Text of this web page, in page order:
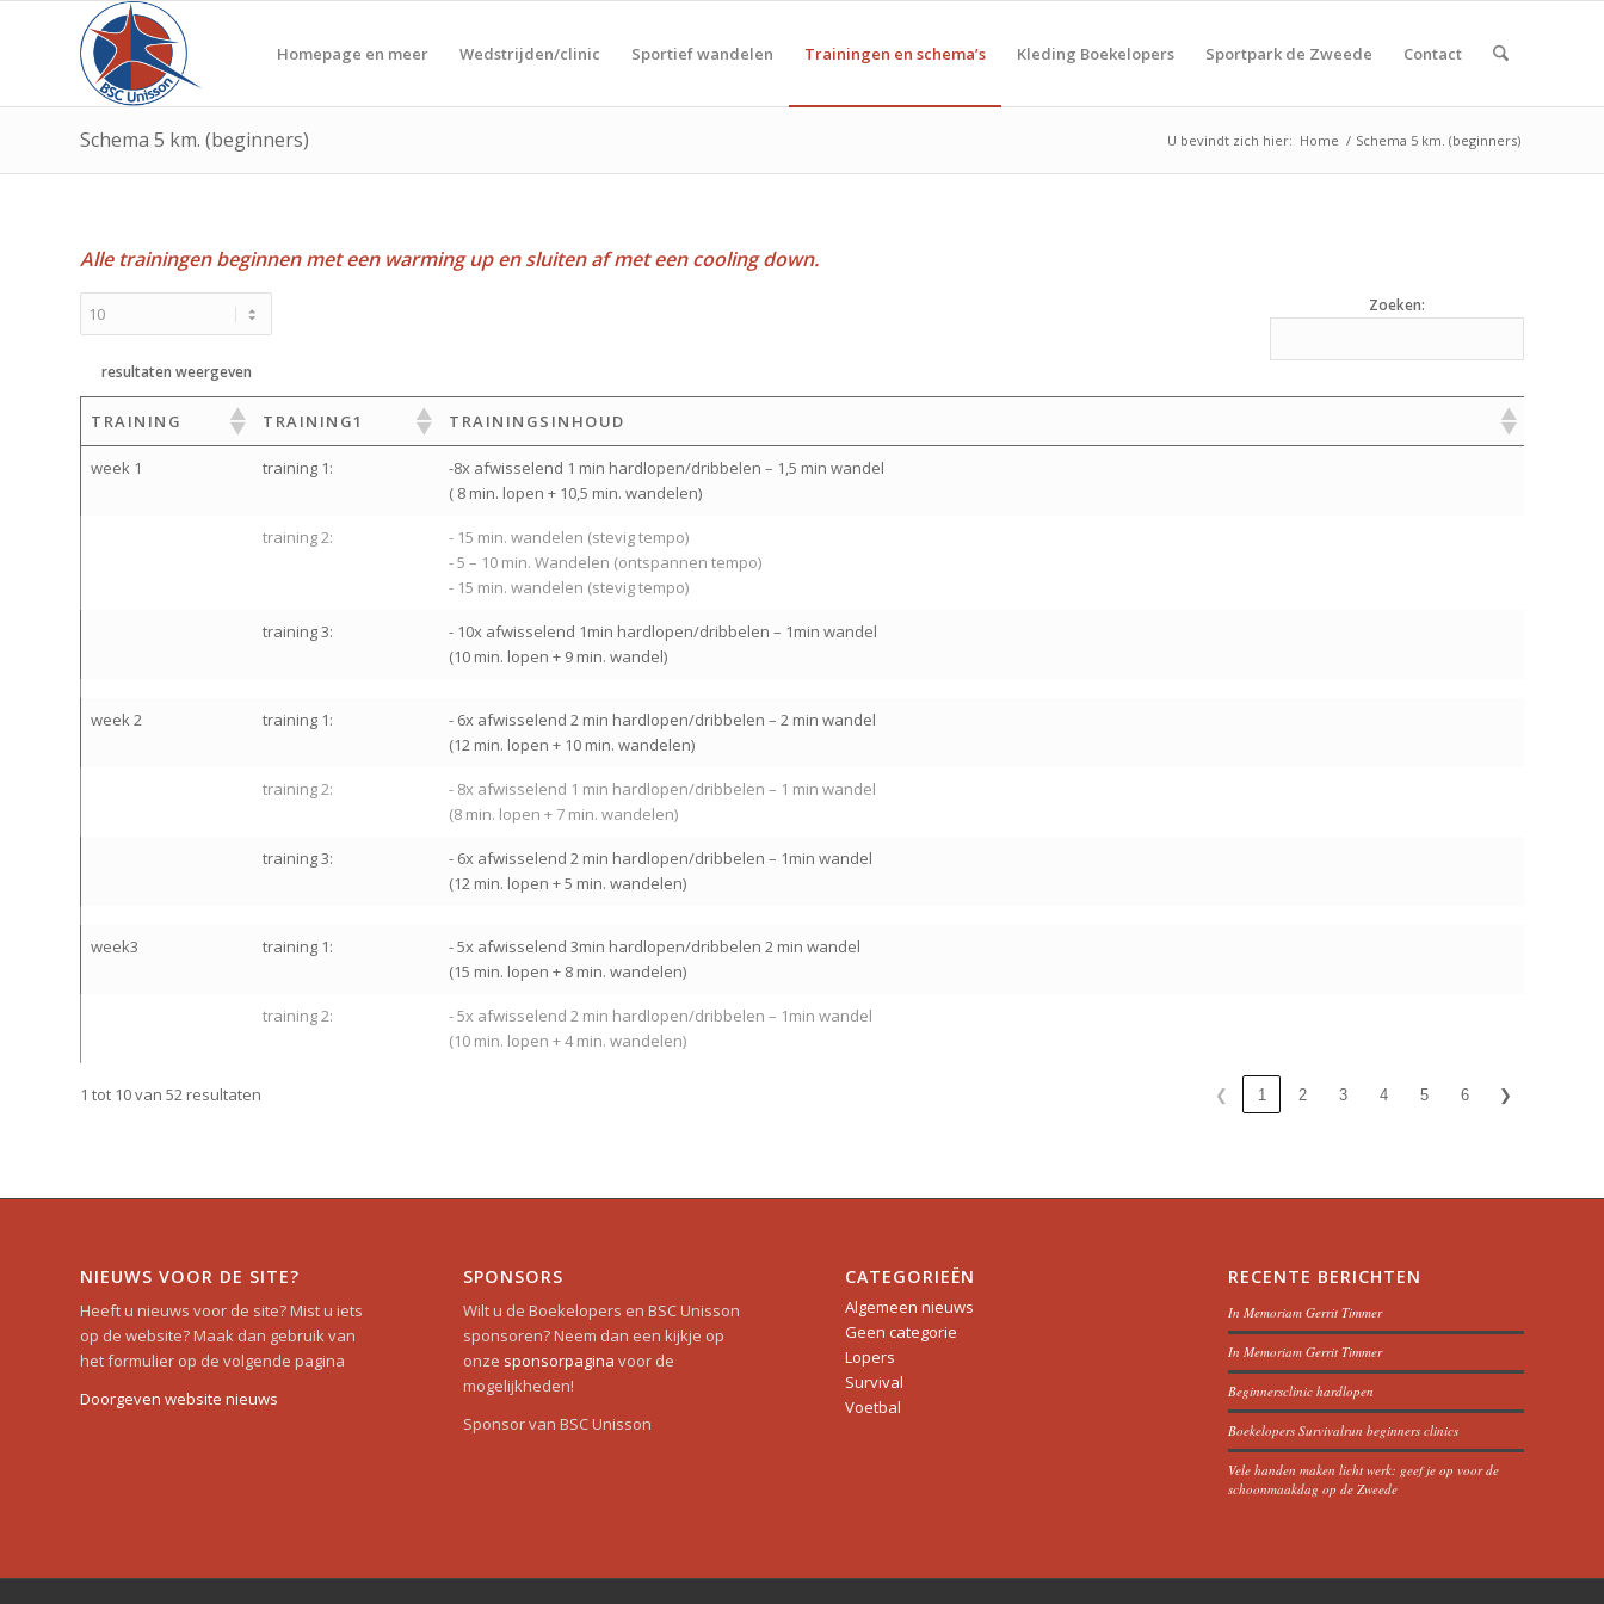
Homepage en meer Wedstrijden/clinic Sportief wandelen Trainingen en schema’s Kleding Boekelopers Sportpark de Zweede Contact
Schema 5 km. (beginners) U bevindt zich hier: Home / Schema 5 km. (beginners)
Alle trainingen beginnen met een warming up en sluiten af met een cooling down.
resultaten weergeven
Zoeken:
TRAINING TRAINING1 TRAININGSINHOUD
week 1 training 1:
-8x afwisselend 1 min hardlopen/dribbelen – 1,5 min wandel
( 8 min. lopen + 10,5 min. wandelen)
training 2:
- 15 min. wandelen (stevig tempo)
- 5 – 10 min. Wandelen (ontspannen tempo)
- 15 min. wandelen (stevig tempo)
training 3:
- 10x afwisselend 1min hardlopen/dribbelen – 1min wandel
(10 min. lopen + 9 min. wandel)
week 2 training 1:
- 6x afwisselend 2 min hardlopen/dribbelen – 2 min wandel
(12 min. lopen + 10 min. wandelen)
training 2:
- 8x afwisselend 1 min hardlopen/dribbelen – 1 min wandel
(8 min. lopen + 7 min. wandelen)
training 3:
- 6x afwisselend 2 min hardlopen/dribbelen – 1min wandel
(12 min. lopen + 5 min. wandelen)
week3 training 1:
- 5x afwisselend 3min hardlopen/dribbelen 2 min wandel
(15 min. lopen + 8 min. wandelen)
training 2:
- 5x afwisselend 2 min hardlopen/dribbelen – 1min wandel
(10 min. lopen + 4 min. wandelen)
1 tot 10 van 52 resultaten ❮ 1 2 3 4 5 6 ❯
NIEUWS VOOR DE SITE?
Heeft u nieuws voor de site? Mist u iets
op de website? Maak dan gebruik van
het formulier op de volgende pagina
Doorgeven website nieuws
SPONSORS
Wilt u de Boekelopers en BSC Unisson
sponsoren? Neem dan een kijkje op
onze sponsorpagina voor de
mogelijkheden!
Sponsor van BSC Unisson
CATEGORIEËN
Algemeen nieuws
Geen categorie
Lopers
Survival
Voetbal
RECENTE BERICHTEN
In Memoriam Gerrit Timmer
In Memoriam Gerrit Timmer
Beginnersclinic hardlopen
Boekelopers Survivalrun beginners clinics
Vele handen maken licht werk: geef je op voor de
schoonmaakdag op de Zweede